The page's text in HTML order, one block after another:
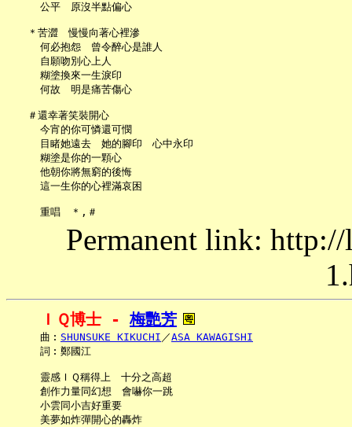
     公平　原沒半點偏心
   ＊苦澀　慢慢向著心裡滲
     何必抱怨　曾令醉心是誰人
     自願吻別心上人
     糊塗換來一生淚印
     何故　明是痛苦傷心
   ＃還幸著笑裝開心
     今宵的你可憐還可憫
     目睹她遠去　她的腳印　心中永印
     糊塗是你的一顆心
     他朝你將無窮的後悔
     這一生你的心裡滿哀困
Permanent link:
ＩＱ博士 - 梅艷芳
     曲︰
SHUNSUKE KIKUCHI ／ASA KAWAGISHI
     詞︰鄭國江
     靈感ＩＱ稱得上　十分之高超
     創作力量同幻想　會嚇你一跳
     小雲同小吉好重要
     美夢如炸彈開心的轟炸